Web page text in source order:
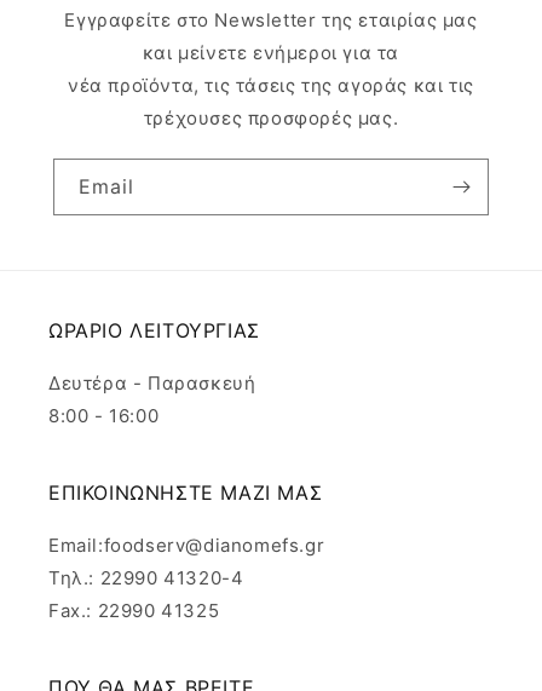
Εγγραφείτε στο Newsletter της εταιρίας μας
και μείνετε ενήμεροι για τα
νέα προϊόντα, τις τάσεις της αγοράς και τις
τρέχουσες προσφορές μας.
Email
ΩΡΑΡΙΟ ΛΕΙΤΟΥΡΓΙΑΣ
Δευτέρα - Παρασκευή
8:00 - 16:00
ΕΠΙΚΟΙΝΩΝΗΣΤΕ ΜΑΖΙ ΜΑΣ
Email:foodserv@dianomefs.gr
Τηλ.: 22990 41320-4
Fax.: 22990 41325